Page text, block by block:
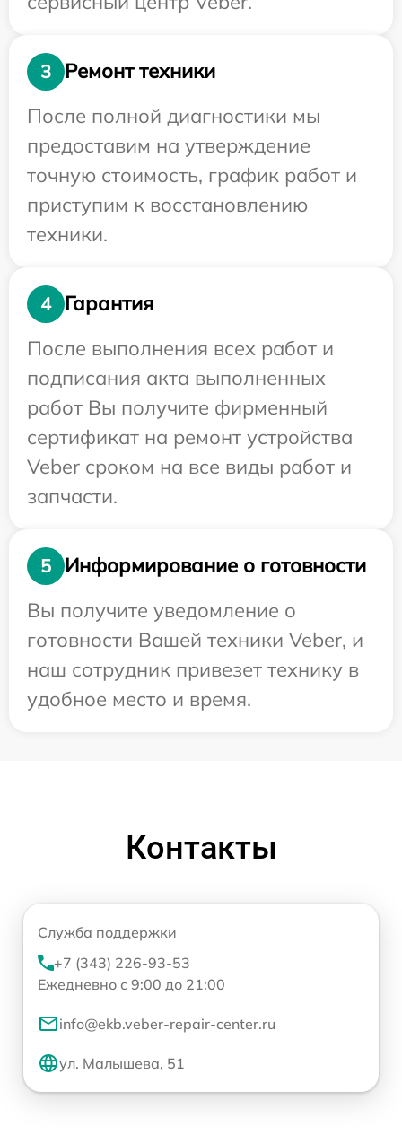
3
Ремонт техники
После полной диагностики мы
предоставим на утверждение
точную стоимость, график работ и
приступим к восстановлению
техники.
4
Гарантия
После выполнения всех работ и
подписания акта выполненных
работ Вы получите фирменный
сертификат на ремонт устройства
Veber сроком на все виды работ и
запчасти.
5
Информирование о готовности
Вы получите уведомление о
готовности Вашей техники Veber, и
наш сотрудник привезет технику в
удобное место и время.
Контакты
Служба поддержки
+7 (343) 226-93-53
Ежедневно с 9:00 до 21:00
info@ekb.veber-repair-center.ru
ул. Малышева, 51